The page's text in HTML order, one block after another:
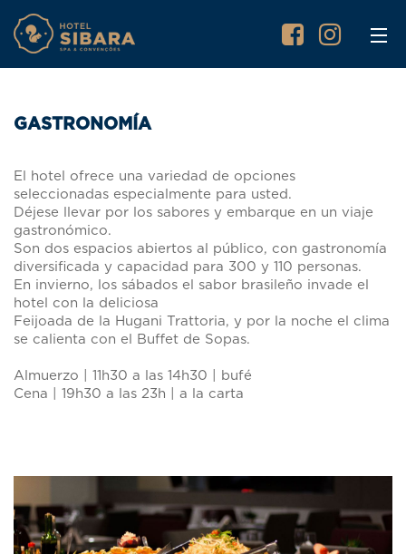
GASTRONOMÍA
El hotel ofrece una variedad de opciones
seleccionadas especialmente para usted.
Déjese llevar por los sabores y embarque en un viaje
gastronómico.
Son dos espacios abiertos al público, con gastronomía
diversificada y capacidad para 300 y 110 personas.
En invierno, los sábados el sabor brasileño invade el
hotel con la deliciosa
Feijoada de la Hugani Trattoria, y por la noche el clima
se calienta con el Buffet de Sopas.
Almuerzo | 11h30 a las 14h30 | bufé
Cena | 19h30 a las 23h | a la carta